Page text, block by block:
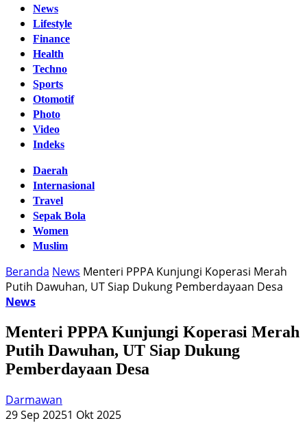
News
Lifestyle
Finance
Health
Techno
Sports
Otomotif
Photo
Video
Indeks
Daerah
Internasional
Travel
Sepak Bola
Women
Muslim
Beranda News Menteri PPPA Kunjungi Koperasi Merah
Putih Dawuhan, UT Siap Dukung Pemberdayaan Desa
News
Menteri PPPA Kunjungi Koperasi Merah
Putih Dawuhan, UT Siap Dukung
Pemberdayaan Desa
Darmawan
29 Sep 20251 Okt 2025